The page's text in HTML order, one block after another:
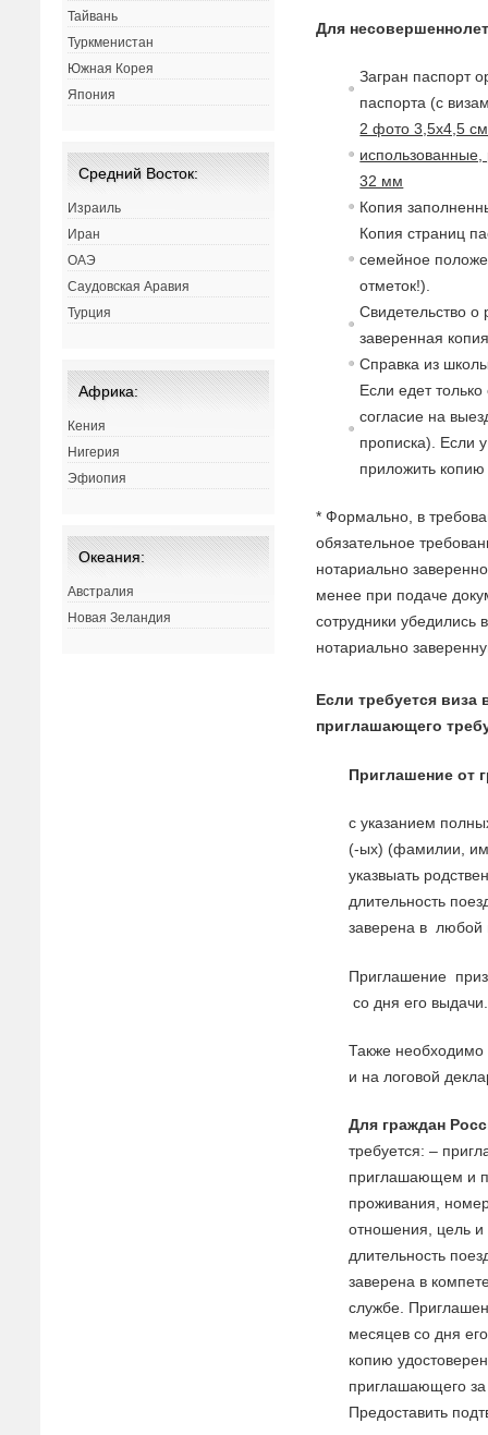
Для
Загран паспорт
паспорта (с в
2 фото 3,5х4,5
32 мм
Копия
Копия страниц
семейное
отметок!).
Свидетельство о
заверенная
Справка из
Если едет
согласие на в
прописка). Если
приложить
* Формально, в
обязательное
нотариально
менее при подаче
сотрудники убедились
нотариально
Если требуется
приглашающего
Приглашение от
с указанием
(-ых) (фамилии,
указвыать родств
длительность
заверена в любой
Приглашение приз
со дня его выдачи.
Также необходимо
и на логовой
Для граждан
требуется: –
приглашающем и
проживания,
отношения, цель и
длительность
заверена в
службе.
месяцев со дня
копию удостов
приглашающего
Предоставить подт
Тайвань
Туркменистан
Южная Корея
Япония
Средний Восток:
Израиль
Иран
ОАЭ
Саудовская Аравия
Турция
Африка:
Кения
Нигерия
Эфиопия
Океания:
Австралия
Новая Зеландия